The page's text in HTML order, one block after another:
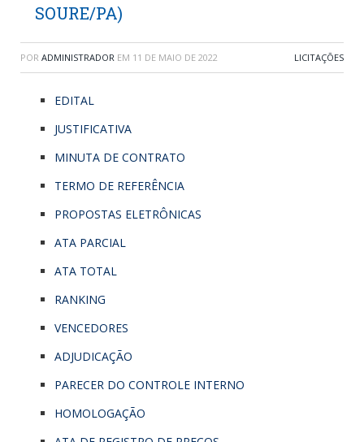
SOURE/PA)
POR ADMINISTRADOR EM 11 DE MAIO DE 2022 LICITAÇÕES
EDITAL
JUSTIFICATIVA
MINUTA DE CONTRATO
TERMO DE REFERÊNCIA
PROPOSTAS ELETRÔNICAS
ATA PARCIAL
ATA TOTAL
RANKING
VENCEDORES
ADJUDICAÇÃO
PARECER DO CONTROLE INTERNO
HOMOLOGAÇÃO